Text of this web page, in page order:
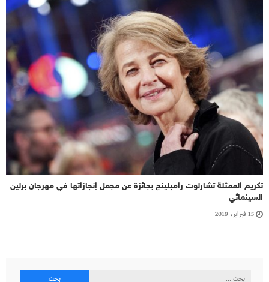
تكريم الممثلة تشارلوت رامبلينج بجائزة عن مجمل إنجازاتها في مهرجان برلين
السينمائي
15 فبراير، 2019
البحث